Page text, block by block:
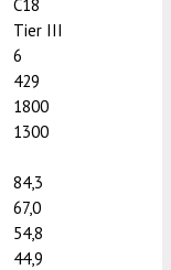
C18
Tier III
6
429
1800
1300
84,3
67,0
54,8
44,9